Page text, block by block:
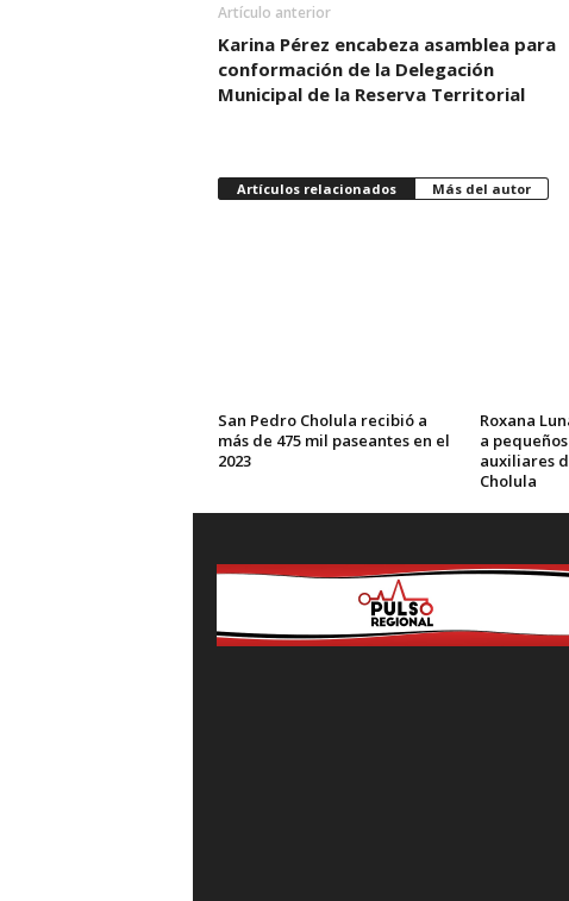
Artículo anterior
Karina Pérez encabeza asamblea para
conformación de la Delegación
Municipal de la Reserva Territorial
Artículos relacionados Más del autor
San Pedro Cholula recibió a
más de 475 mil paseantes en el
2023
Roxana
a
auxiliares
Cholula